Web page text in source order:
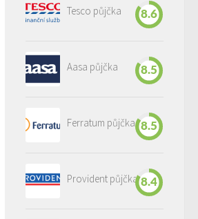
Tesco půjčka 8.6
Aasa půjčka 8.5
Ferratum půjčka 8.5
Provident půjčka 8.4